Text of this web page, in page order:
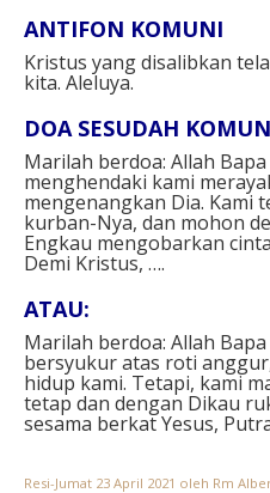
ANTIFON KOMUNI⁣
Kristus yang disalibkan
kita. Aleluya.⁣⁣
DOA SESUDAH
Marilah berdoa: Allah
menghendaki kami
mengenangkan Dia. Kami
kurban-Nya, dan mohon
Engkau mengobarkan
Demi Kristus, ….⁣⁣
ATAU: ⁣
Marilah berdoa: Allah
bersyukur atas roti
hidup kami. Tetapi, kami
tetap dan dengan Dikau
sesama berkat Yesus,
Resi-Jumat 23 April 2021 oleh Rm